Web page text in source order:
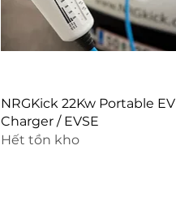
Xem nhanh
NRGKick 22Kw Portable EV
Charger / EVSE
Hết tồn kho